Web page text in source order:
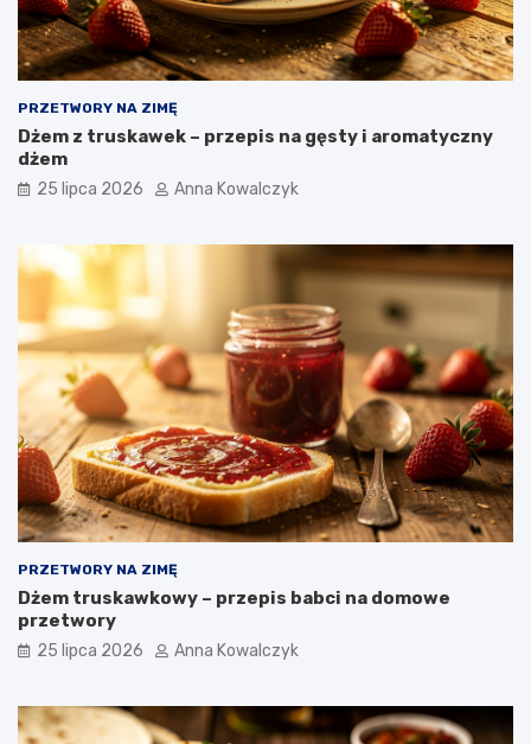
PRZETWORY NA ZIMĘ
Dżem z truskawek – przepis na gęsty i aromatyczny
dżem
25 lipca 2026 Anna Kowalczyk
PRZETWORY NA ZIMĘ
Dżem truskawkowy – przepis babci na domowe
przetwory
25 lipca 2026 Anna Kowalczyk